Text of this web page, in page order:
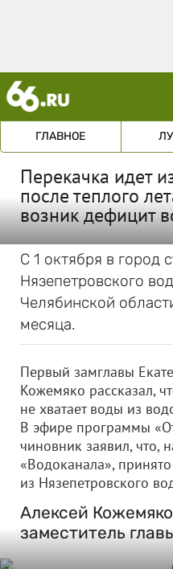
ГЛАВНОЕ
Перекачка идет
после теплого
возник дефицит
С 1 октября в город
Нязепетровского
Челябинской
месяца.
Первый замглавы
Кожемяко рассказал,
не хватает воды из
В эфире программы
чиновник заявил, что,
«Водоканала»,
из Нязепетровского
Алексей
заместитель